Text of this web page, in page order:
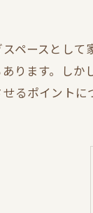
ペースとし
ります。し
るポイントに